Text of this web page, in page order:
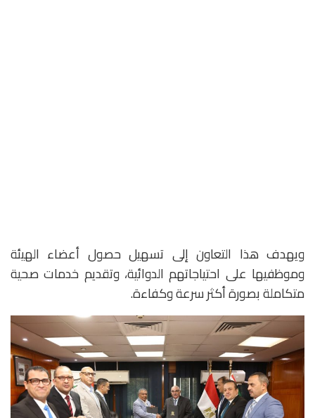
ويهدف هذا التعاون إلى تسهيل حصول أعضاء الهيئة
وموظفيها على احتياجاتهم الدوائية، وتقديم خدمات صحية
متكاملة بصورة أكثر سرعة وكفاءة.